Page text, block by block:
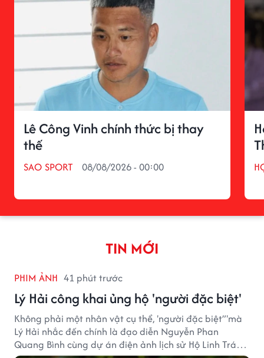
Lê Công Vinh chính thức bị thay
thế
SAO SPORT 08/08/2026 - 00:00
TIN MỚI
PHIM ẢNH 41 phút trước
Lý Hải công khai ủng hộ 'người đặc biệt'
Không phải một nhân vật cụ thể, 'người đặc biệt”'mà
Lý Hải nhắc đến chính là đạo diễn Nguyễn Phan
Quang Bình cùng dự án điện ảnh lịch sử Hộ Linh Tráng